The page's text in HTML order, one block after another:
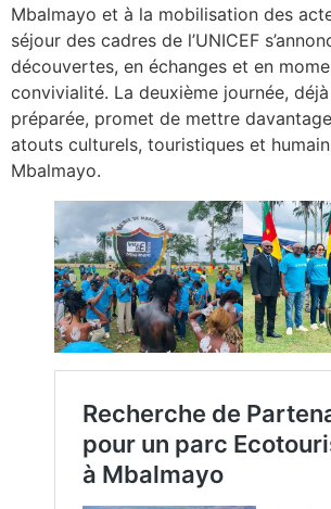
Mbalmayo et à la mobilisation des
séjour des cadres de l’UNICEF
découvertes, en échanges et en
convivialité. La deuxième journée,
préparée, promet de mettre
atouts culturels, touristiques et
Mbalmayo.